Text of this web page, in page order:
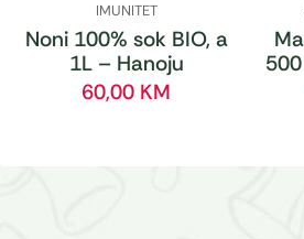
IMUNITET
Noni 100% sok BIO, a
1L – Hanoju
60,00 KM